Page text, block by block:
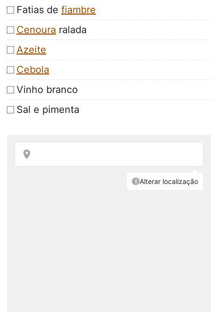
Fatias de fiambre
Cenoura ralada
Azeite
Cebola
Vinho branco
Sal e pimenta